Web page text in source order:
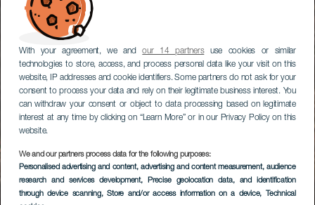
With your agreement, we andour 14 partnersuse cookies or similar
technologies to store, access, and process personal data like your visit on this
website, IP addresses and cookie identifiers. Some partners do not ask for your
consent to process your data and rely on their legitimate business interest. You
can withdraw your consent or object to data processing based on legitimate
interest at any time by clicking on “Learn More” or in our Privacy Policy on this
website.
We and our partners process data for the following purposes:
Personalised advertising and content, advertising and content measurement, audience
research and services development, Precise geolocation data, and identification
through device scanning, Store and/or access information on a device, Technical